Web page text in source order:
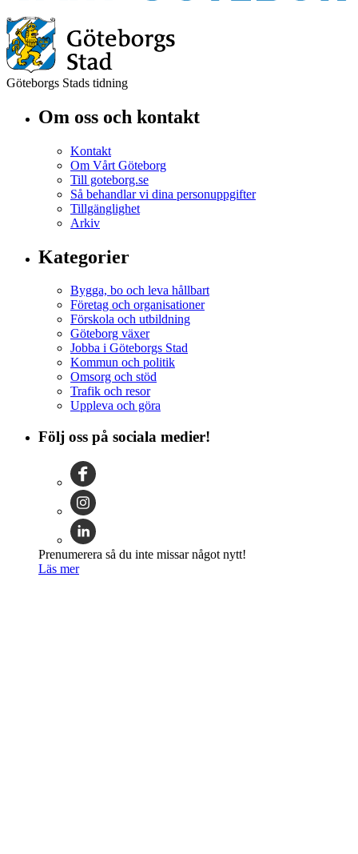
Göteborgs Stads tidning
Om oss och kontakt
Kontakt
Om Vårt Göteborg
Till goteborg.se
Så behandlar vi dina personuppgifter
Tillgänglighet
Arkiv
Kategorier
Bygga, bo och leva hållbart
Företag och organisationer
Förskola och utbildning
Göteborg växer
Jobba i Göteborgs Stad
Kommun och politik
Omsorg och stöd
Trafik och resor
Uppleva och göra
Följ oss på sociala medier!
Prenumerera så du inte missar något nytt!
Läs mer